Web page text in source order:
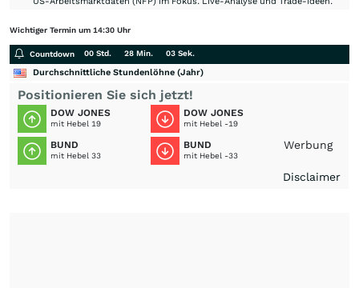
Wichtiger Termin um 14:30 Uhr
Countdown 00 Std. 28 Min. 03 Sek.
Durchschnittliche Stundenlöhne (Jahr)
Positionieren Sie sich jetzt!
DOW JONES
mit Hebel 19
DOW JONES
mit Hebel -19
BUND
mit Hebel 33
BUND
mit Hebel -33
Werbung
Disclaimer